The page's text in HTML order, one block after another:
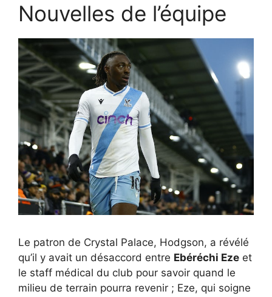
Nouvelles de l’équipe
Le patron de Crystal Palace, Hodgson, a révélé
qu’il y avait un désaccord entre Ebéréchi Eze et
le staff médical du club pour savoir quand le
milieu de terrain pourra revenir ; Eze, qui soigne